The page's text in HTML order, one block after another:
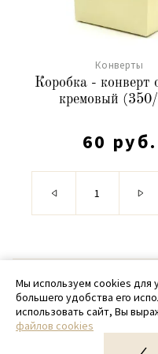
Конверты
Коробка - конверт
кремовый
60 руб.
© 2020
+ 7
Мы используем cookies для
большего удобства его
использовать сайт, Вы
файлов cookies